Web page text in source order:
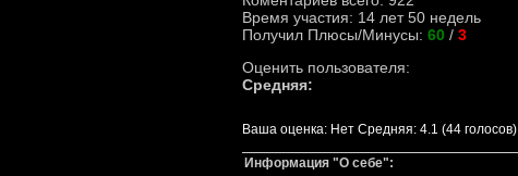
Время участия: 14 лет 50 недель
Получил Плюсы/Минусы: 60 / 3
Оценить пользователя:
Средняя:
Ваша оценка: Нет Средняя: 4.1 (44 голосов)
Информация "О себе":